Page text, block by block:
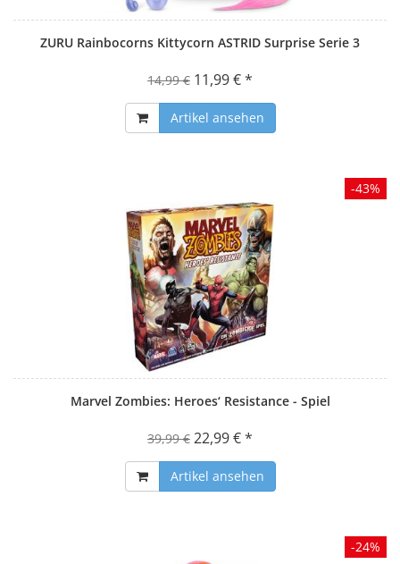
ZURU Rainbocorns Kittycorn ASTRID Surprise Serie 3
14,99 € 11,99 € *
Artikel ansehen
Marvel Zombies: Heroes‘ Resistance - Spiel
39,99 € 22,99 € *
Artikel ansehen
-43%
-24%